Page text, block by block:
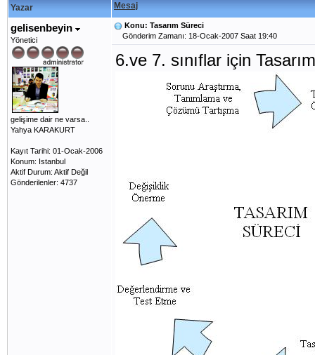
Yazar Mesaj
gelisenbeyin
Yönetici
gelişime dair ne varsa..
Yahya KARAKURT
Kayıt Tarihi: 01-Ocak-2006
Konum: Istanbul
Aktif Durum: Aktif Değil
Gönderilenler: 4737
Konu: Tasarım Süreci
Gönderim Zamanı: 18-Ocak-2007 Saat 19:40
6.ve 7. sınıflar için